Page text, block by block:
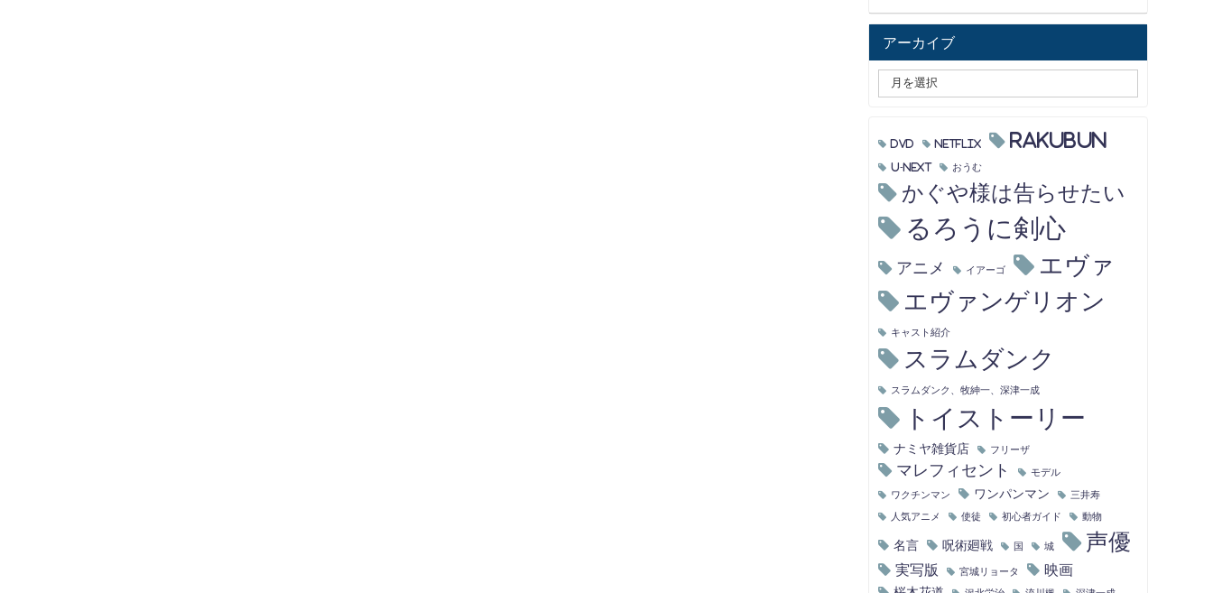
アーカイブ
DVD Netflix RAKUBUN
U-NEXT おうむ
かぐや様は告らせたい
るろうに剣心
アニメ イアーゴ
エヴァ
エヴァンゲリオン
キャスト紹介
スラムダンク
スラムダンク、牧紳一、深津一成
トイストーリー
ナミヤ雑貨店 フリーザ
マレフィセント モデル
ワクチンマン ワンパンマン 三井寿
人気アニメ 使徒 初心者ガイド 動物
名言 呪術廻戦 国 城 声優
実写版 宮城リョータ 映画